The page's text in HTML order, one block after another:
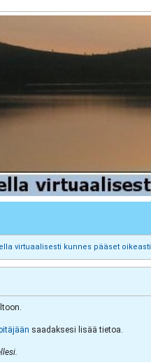
II
virtuaalisesti kunnes pääset oikeasti
saadaksesi lisää tietoa.